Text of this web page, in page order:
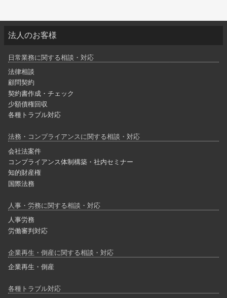
法人のお客様
日常業務に関する相談・対応
法律相談
顧問契約
契約書作成・チェック
少額債権回収
各種トラブル対応
法務・コンプライアンスに関する相談・対応
会社法案件
コンプライアンス体制構築・社内セミナー
知的財産権
国際法務
人事・労務に関する相談・対応
人事労務
労働審判対応
企業再生・倒産に関する相談・対応
企業再生・倒産
各種トラブル対応